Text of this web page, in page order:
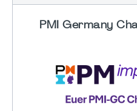
PMI Germany